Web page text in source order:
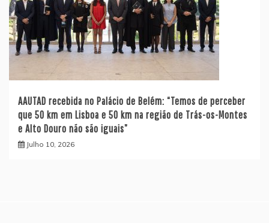
AAUTAD recebida no Palácio de Belém: “Temos de perceber
que 50 km em Lisboa e 50 km na região de Trás-os-Montes
e Alto Douro não são iguais”
Julho 10, 2026